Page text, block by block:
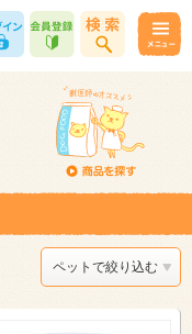
ペットで絞り込む